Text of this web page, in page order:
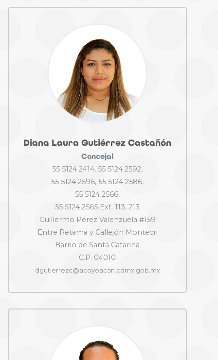
Diana Laura Gutiérrez Castañón
Concejal
55 5124 2414, 55 5124 2592,
55 5124 2596, 55 5124 2586,
55 5124 2566,
55 5124 2565 Ext. 113, 213
Guillermo Pérez Valenzuela #159
Entre Retama y Callejón Montecri
Barrio de Santa Catarina
C.P. 04010
dgutierrezc@acoyoacan.cdmx.gob.mx